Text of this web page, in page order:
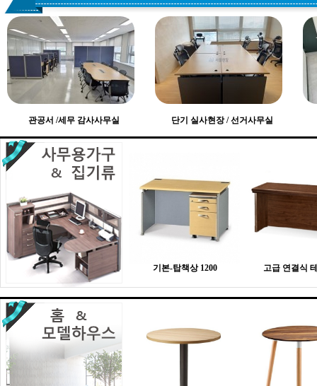
관공서 /세무 감사사무실 단기 실사현장 / 선거사무실
기본-탑책상 1200 고급 연결식